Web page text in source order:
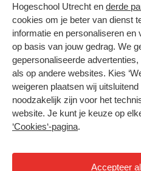
Hogeschool Utrecht en derde
cookies om je beter van dienst
informatie en personaliseren
op basis van jouw gedrag. We
gepersonaliseerde
als op andere websites. Kies
weigeren plaatsen wij
noodzakelijk zijn voor het
website. Je kunt je keuze op
‘Cookies‘-pagina.
Accepteer
Contact
Master
Post-master
Studiekeuze deeltijd
HU Bibliotheek
HU Ontwikkelt
Duurzame HU
Intranet
Trajectum
Hier komt
Colofon
Privacy
Cookies
Nieuwsbrief